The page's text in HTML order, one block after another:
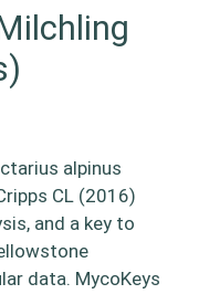
CL (2016)
and a key to
data. MycoKeys